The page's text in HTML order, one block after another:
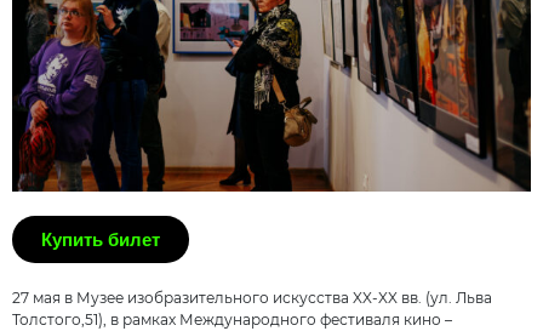
Купить билет
27 мая в Музее изобразительного искусства XX-XX вв. (ул. Льва
Толстого,51), в рамках Международного фестиваля кино –